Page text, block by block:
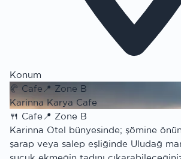
Konum
🥐 Cafe 📍 Zone B
Karinna Karya Cafe
🍴 Cafe📍 Zone B
Karinna Otel bünyesinde; şömine
şarap veya salep eşliğinde Uludağ